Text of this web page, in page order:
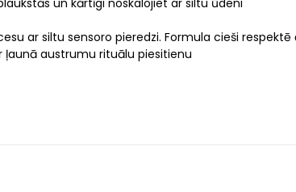
un kārtīgi noskalojiet ar siltu ūdeni
ar siltu sensoro pieredzi. Formula cieši
austrumu rituālu piesitienu